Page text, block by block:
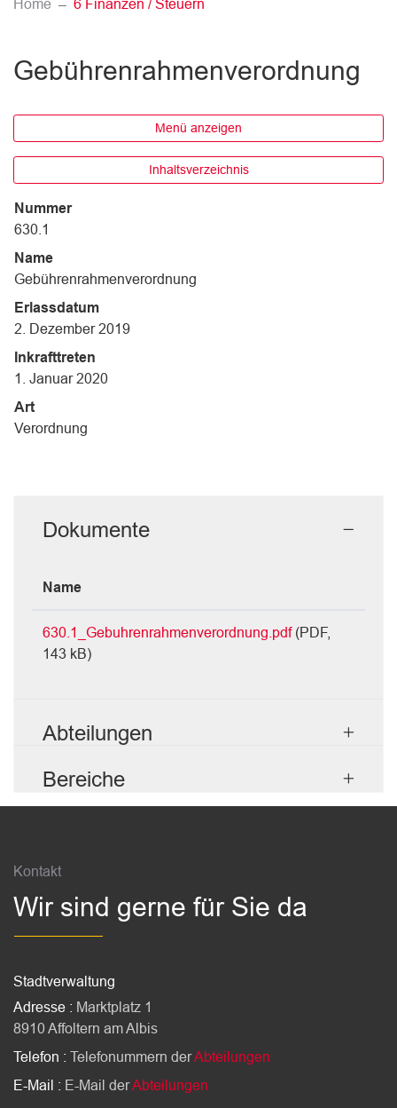
Home 6 Finanzen / Steuern
Gebührenrahmenverordnung
Menü anzeigen
Inhaltsverzeichnis
Nummer
630.1
Name
Gebührenrahmenverordnung
Erlassdatum
2. Dezember 2019
Inkrafttreten
1. Januar 2020
Art
Verordnung
Dokumente
Name
630.1_Gebuhrenrahmenverordnung.pdf (PDF,
143 kB)
Abteilungen
Bereiche
Kontakt
Wir sind gerne für Sie da
Stadtverwaltung
Adresse : Marktplatz 1
8910 Affoltern am Albis
Telefon : Telefonummern derAbteilungen
E-Mail : E-Mail derAbteilungen